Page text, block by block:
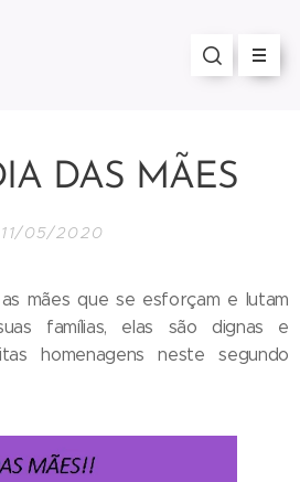
DAS MÃES
11/05/2020
mães que se esforçam e lutam
famílias, elas são dignas e
homenagens neste segundo